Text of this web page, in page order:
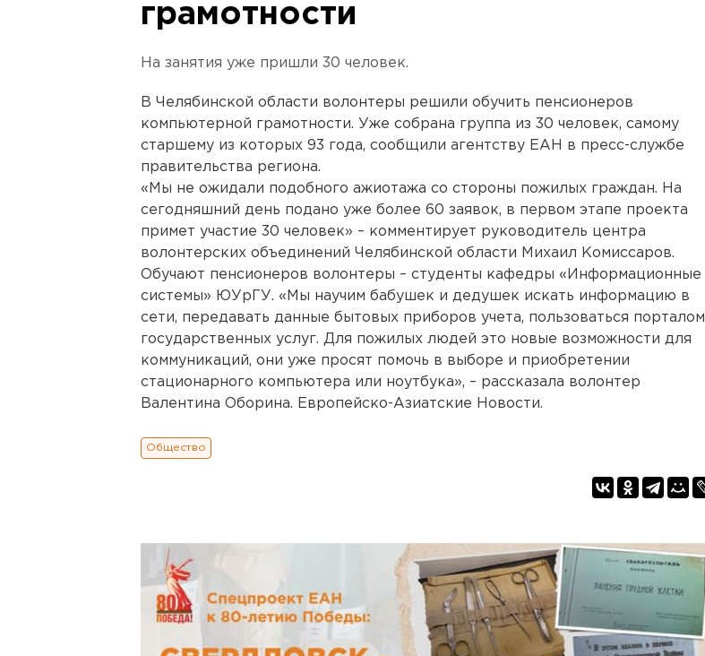
грамотности
На занятия уже пришли 30 человек.
В Челябинской области волонтеры решили обучить пенсионеров
компьютерной грамотности. Уже собрана группа из 30 человек, самому
старшему из которых 93 года, сообщили агентству ЕАН в пресс-службе
правительства региона.
«Мы не ожидали подобного ажиотажа со стороны пожилых граждан. На
сегодняшний день подано уже более 60 заявок, в первом этапе проекта
примет участие 30 человек» – комментирует руководитель центра
волонтерских объединений Челябинской области Михаил Комиссаров.
Обучают пенсионеров волонтеры – студенты кафедры «Информационные
системы» ЮУрГУ. «Мы научим бабушек и дедушек искать информацию в
сети, передавать данные бытовых приборов учета, пользоваться порталом
государственных услуг. Для пожилых людей это новые возможности для
коммуникаций, они уже просят помочь в выборе и приобретении
стационарного компьютера или ноутбука», – рассказала волонтер
Валентина Оборина. Европейско-Азиатские Новости.
Общество